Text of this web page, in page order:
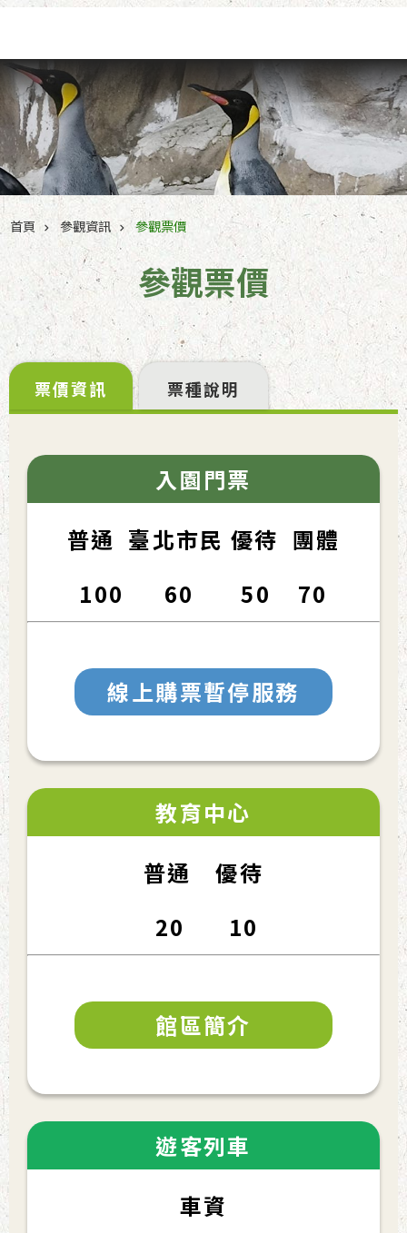
首頁 參觀資訊 參觀票價
參觀票價
票價資訊 票種說明
入園門票
普通 臺北市民 優待 團體
100 60 50 70
線上購票暫停服務
教育中心
普通 優待
20 10
館區簡介
遊客列車
車資